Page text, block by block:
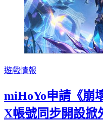
遊戲情報
miHoYo申請《崩
X帳號同步開設掀